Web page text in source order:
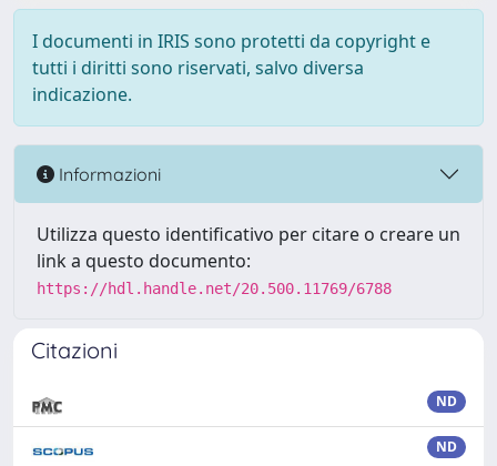
I documenti in IRIS sono protetti da copyright e
tutti i diritti sono riservati, salvo diversa
indicazione.
Informazioni
Utilizza questo identificativo per citare o creare un
link a questo documento:
https://hdl.handle.net/20.500.11769/6788
Citazioni
ND
ND